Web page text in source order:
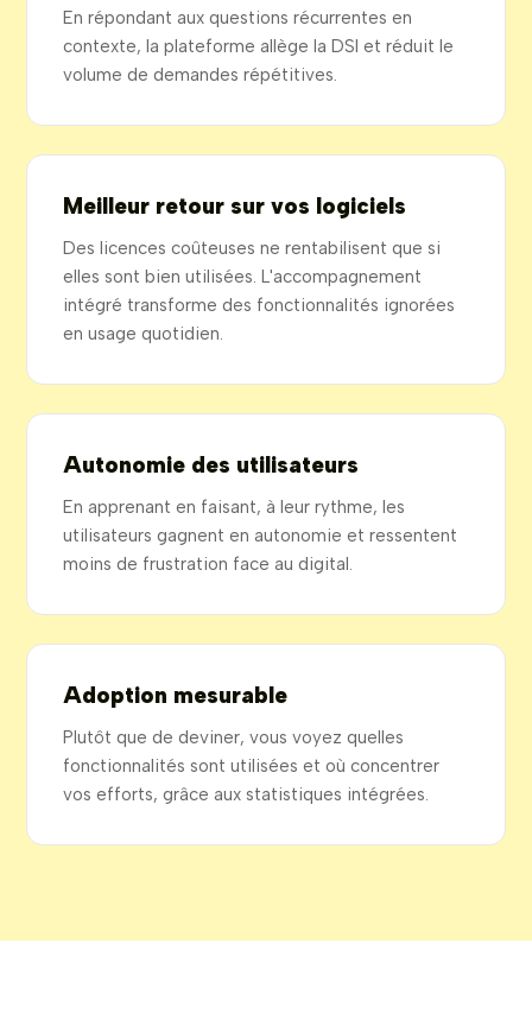
En répondant aux questions récurrentes en
contexte, la plateforme allège la DSI et réduit le
volume de demandes répétitives.
Meilleur retour sur vos logiciels
Des licences coûteuses ne rentabilisent que si
elles sont bien utilisées. L'accompagnement
intégré transforme des fonctionnalités ignorées
en usage quotidien.
Autonomie des utilisateurs
En apprenant en faisant, à leur rythme, les
utilisateurs gagnent en autonomie et ressentent
moins de frustration face au digital.
Adoption mesurable
Plutôt que de deviner, vous voyez quelles
fonctionnalités sont utilisées et où concentrer
vos efforts, grâce aux statistiques intégrées.